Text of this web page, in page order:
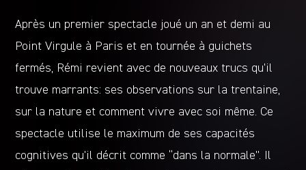
Après un premier spectacle joué un an et demi au
Point Virgule à Paris et en tournée à guichets
fermés, Rémi revient avec de nouveaux trucs qu’il
trouve marrants: ses observations sur la trentaine,
sur la nature et comment vivre avec soi même. Ce
spectacle utilise le maximum de ses capacités
cognitives qu’il décrit comme “dans la normale”. Il